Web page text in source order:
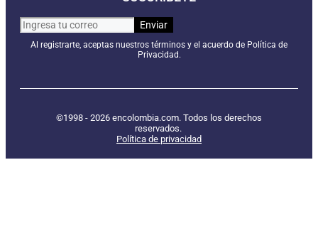
Al registrarte, aceptas nuestros términos y el acuerdo de Política de
Privacidad.
©1998 - 2026 encolombia.com. Todos los derechos
reservados.
Política de privacidad